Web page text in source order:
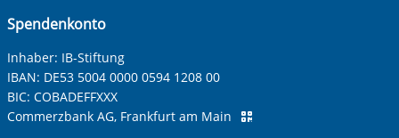
Ihre Nachricht
Spendenkonto
Inhaber: IB-Stiftung
IBAN: DE53 5004 0000 0594 1208 00
BIC: COBADEFFXXX
Commerzbank AG, Frankfurt am Main